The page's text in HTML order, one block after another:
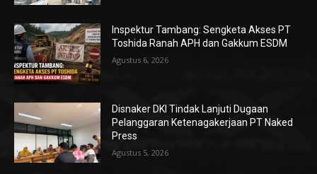
Inspektur Tambang: Sengketa Akses PT
Toshida Ranah APH dan Gakkum ESDM
Agustus 6, 2026
Disnaker DKI Tindak Lanjuti Dugaan
Pelanggaran Ketenagakerjaan PT Naked
Press
Agustus 5, 2026